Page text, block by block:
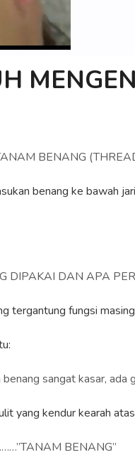
BENANG
benang ke bawah
DIPAKAI DAN APA
tergantung fungsi
sangat kasar, ada
yang kendur kearah
BENANG”